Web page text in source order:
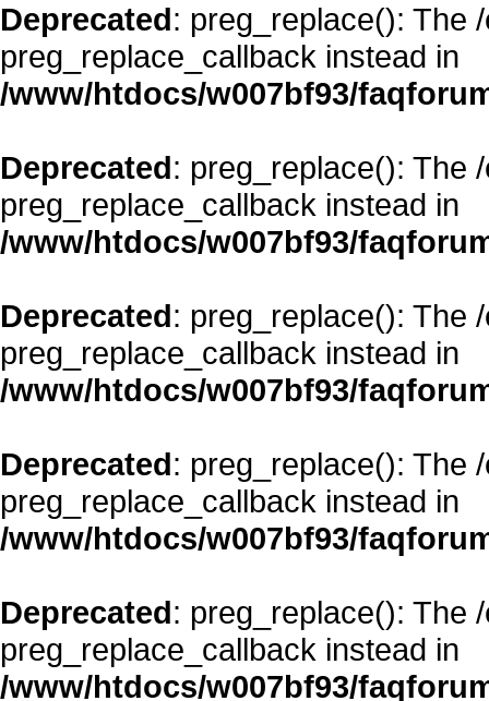
Deprecated: preg_replace(): The
preg_replace_callback instead in
/www/htdocs/w007bf93/
Deprecated: preg_replace(): The
preg_replace_callback instead in
/www/htdocs/w007bf93/
Deprecated: preg_replace(): The
preg_replace_callback instead in
/www/htdocs/w007bf93/
Deprecated: preg_replace(): The
preg_replace_callback instead in
/www/htdocs/w007bf93/
Deprecated: preg_replace(): The
preg_replace_callback instead in
/www/htdocs/w007bf93/